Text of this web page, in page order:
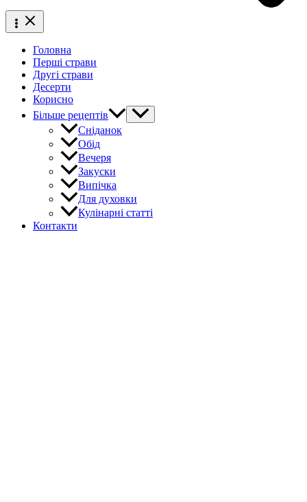
Головна
Перші страви
Другі страви
Десерти
Корисно
Більше рецептів
Сніданок
Обід
Вечеря
Закуски
Випічка
Для духовки
Кулінарні статті
Контакти